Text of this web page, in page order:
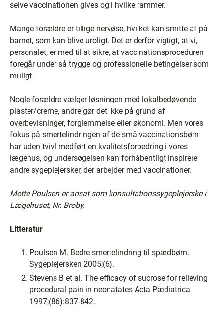
selve vaccinationen gives og i hvilke rammer.
Mange forældre er tillige nervøse, hvilket kan smitte af på
barnet, som kan blive uroligt. Det er derfor vigtigt, at vi,
personalet, er med til at sikre, at vaccinationsproceduren
foregår under så trygge og professionelle betingelser som
muligt.
Nogle forældre vælger løsningen med lokalbedøvende
plaster/creme, andre gør det ikke på grund af
overbevisninger, forglemmelse eller økonomi. Men vores
fokus på smertelindringen af de små vaccinationsbørn
har uden tvivl medført en kvalitetsforbedring i vores
lægehus, og undersøgelsen kan forhåbentligt inspirere
andre sygeplejersker, der arbejder med vaccinationer.
Mette Poulsen er ansat som konsultationssygeplejerske i
Lægehuset, Nr. Broby.
Litteratur
Poulsen M. Bedre smertelindring til spædbørn.
Sygeplejersken 2005;(6).
Stevens B et al. The efficacy of sucrose for relieving
procedural pain in neonatates Acta Pædiatrica
1997;(86):837-842.